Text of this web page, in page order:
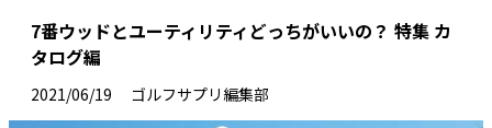
7番ウッドとユーティリティどっちがいいの？ 特集 カ
タログ編
2021/06/19 ゴルフサプリ編集部